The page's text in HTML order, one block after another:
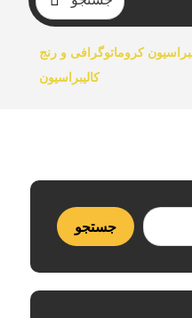
کروماتوگرافی و رنج
کالیبراسیون